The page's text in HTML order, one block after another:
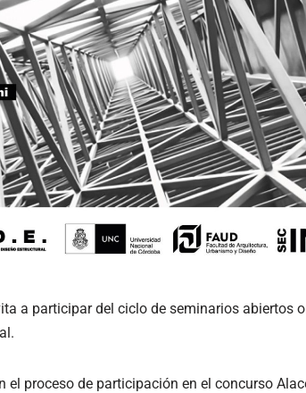
a participar del ciclo de seminarios abiertos
el proceso de participación en el concurso